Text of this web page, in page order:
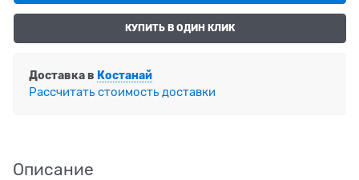
КУПИТЬ В ОДИН КЛИК
Доставка в Костанай
Рассчитать стоимость доставки
Описание